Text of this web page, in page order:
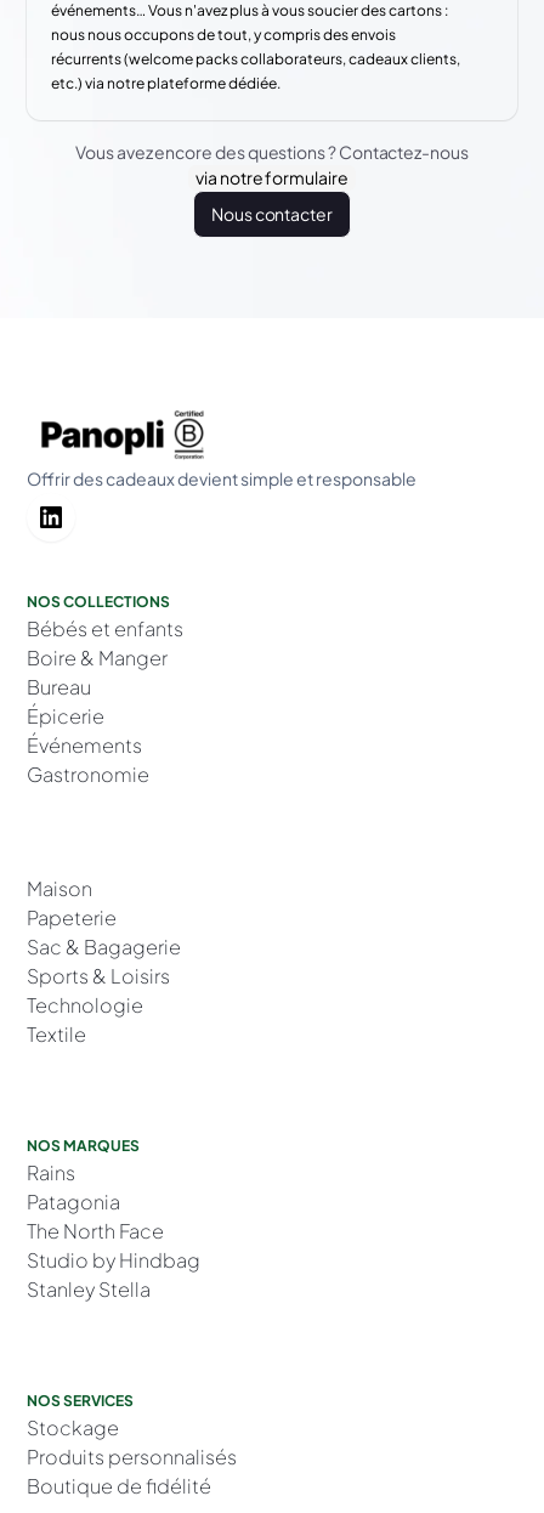
événements… Vous n'avez plus à vous soucier des cartons :
nous nous occupons de tout, y compris des envois
récurrents (welcome packs collaborateurs, cadeaux clients,
etc.) via notre plateforme dédiée.
Vous avez encore des questions ? Contactez-nous
via notre formulaire
Nous contacter
Offrir des cadeaux devient simple et responsable
NOS COLLECTIONS
Bébés et enfants
Boire & Manger
Bureau
Épicerie
Événements
Gastronomie
Maison
Papeterie
Sac & Bagagerie
Sports & Loisirs
Technologie
Textile
NOS MARQUES
Rains
Patagonia
The North Face
Studio by Hindbag
Stanley Stella
NOS SERVICES
Stockage
Produits personnalisés
Boutique de fidélité